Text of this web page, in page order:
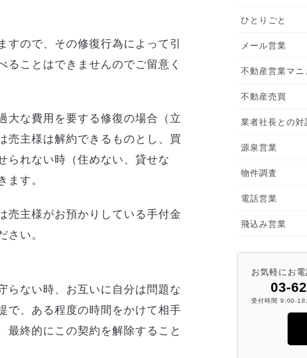
ので、その修復行為によって引
ることはできませんのでご留意く
大な費用を要する修復の場合（立
売主様は解約できるものとし、買
られない時（住めない、貸せな
ます。
売主様がお預かりしている手付金
さい。
らない時、お互いに自分は問題な
で、ある程度の時間をかけて相手
最終的にこの契約を解除すること
ひとりごと
メール営業
不動産営業マニ
不動産売買
業者社長との対
源泉営業
物件調査
電話営業
飛込み営業
お気軽にお
03-
受付時間 9:00-